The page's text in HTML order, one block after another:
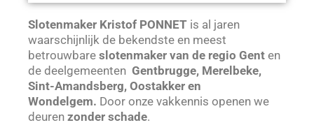
Slotenmaker Kristof PONNET is al jaren
waarschijnlijk de bekendste en meest
betrouwbare slotenmaker van de regio Gent en
de deelgemeenten Gentbrugge, Merelbeke,
Sint-Amandsberg, Oostakker en
Wondelgem. Door onze vakkennis openen we
deuren zonder schade.